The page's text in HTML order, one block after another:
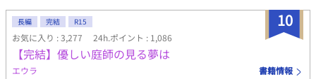
致しました。長い間＆たくさんのご声援を頂き誠にありがとうご
ざいました～！
10
長編 完結 R15
お気に入り : 3,277 24h.ポイント : 1,086
【完結】優しい庭師の見る夢は
エウラ 書籍情報